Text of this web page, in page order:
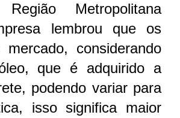
Metropolitana
lembrou que os
considerando
que é adquirido a
podendo variar para
isso significa maior